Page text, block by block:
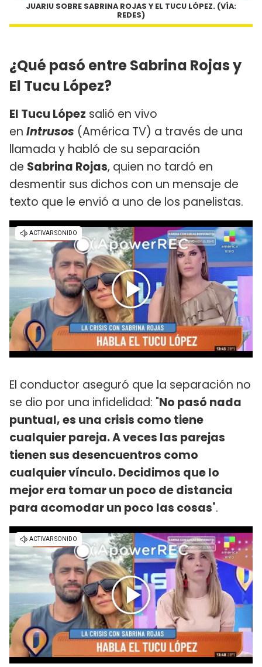
JUARIU SOBRE SABRINA ROJAS Y EL TUCU LÓPEZ. (VÍA:
REDES)
¿Qué pasó entre Sabrina Rojas y
El Tucu López?
El Tucu López salió en vivo
en Intrusos (América TV) a través de una
llamada y habló de su separación
de Sabrina Rojas, quien no tardó en
desmentir sus dichos con un mensaje de
texto que le envió a uno de los panelistas.
El conductor aseguró que la separación no
se dio por una infidelidad: "No pasó nada
puntual, es una crisis como tiene
cualquier pareja. A veces las parejas
tienen sus desencuentros como
cualquier vínculo. Decidimos que lo
mejor era tomar un poco de distancia
para acomodar un poco las cosas".